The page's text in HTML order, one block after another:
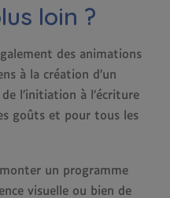
loin ?
des animations
à la création d’un
l’initiation à l’écriture
goûts et pour tous les
un programme
visuelle ou bien de